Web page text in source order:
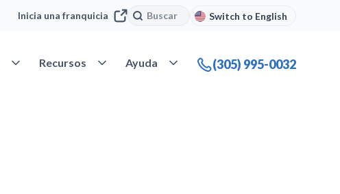
Inicia una franquicia Buscar
Buscar Switch to English
Abrir Nuestra compañía
Recursos Abrir Recursos
Ayuda Abrir Ayuda(305) 995-0032